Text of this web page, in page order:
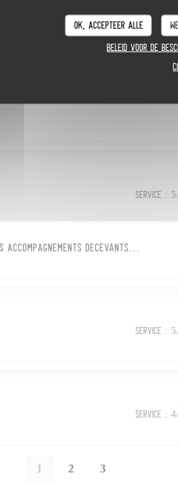
OK, accepteer alle
Beleid voor de
Service : 5
décevants…
Service : 5
Service : 4
1 2 3